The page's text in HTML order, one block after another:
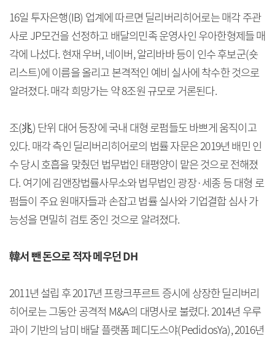
16일 투자은행(IB) 업계에 따르면 딜리버리히어로는 매각 주관
사로 JP모건을 선정하고 배달의민족 운영사인 우아한형제들 매
각에 나섰다. 현재 우버, 네이버, 알리바바 등이 인수 후보군(숏
리스트)에 이름을 올리고 본격적인 예비 실사에 착수한 것으로
알려졌다. 매각 희망가는 약 8조원 규모로 거론된다.
조(兆) 단위 대어 등장에 국내 대형 로펌들도 바쁘게 움직이고
있다. 매각 측인 딜리버리히어로의 법률 자문은 2019년 배민 인
수 당시 호흡을 맞췄던 법무법인 태평양이 맡은 것으로 전해졌
다. 여기에 김앤장법률사무소와 법무법인 광장·세종 등 대형 로
펌들이 주요 원매자들과 손잡고 법률 실사와 기업결합 심사 가
능성을 면밀히 검토 중인 것으로 알려졌다.
韓서 뺀 돈으로 적자 메우던 DH
2011년 설립 후 2017년 프랑크푸르트 증시에 상장한 딜리버리
히어로는 그동안 공격적 M&A의 대명사로 불렸다. 2014년 우루
과이 기반의 남미 배달 플랫폼 페디도스야(PedidosYa), 2016년